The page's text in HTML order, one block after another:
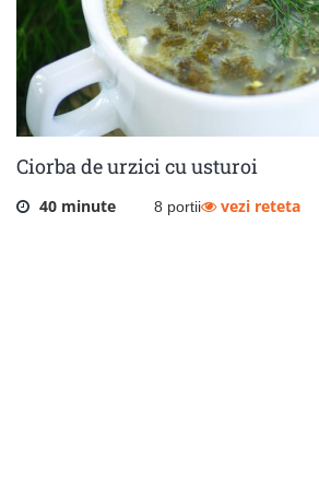
Ciorba de urzici cu usturoi
40 minute 8 portii vezi reteta